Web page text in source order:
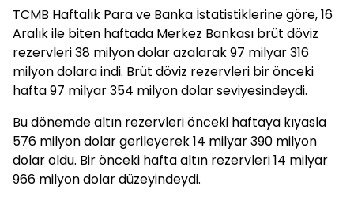
TCMB Haftalık Para ve Banka İstatistiklerine göre, 16
Aralık ile biten haftada Merkez Bankası brüt döviz
rezervleri 38 milyon dolar azalarak 97 milyar 316
milyon dolara indi. Brüt döviz rezervleri bir önceki
hafta 97 milyar 354 milyon dolar seviyesindeydi.
Bu dönemde altın rezervleri önceki haftaya kıyasla
576 milyon dolar gerileyerek 14 milyar 390 milyon
dolar oldu. Bir önceki hafta altın rezervleri 14 milyar
966 milyon dolar düzeyindeydi.